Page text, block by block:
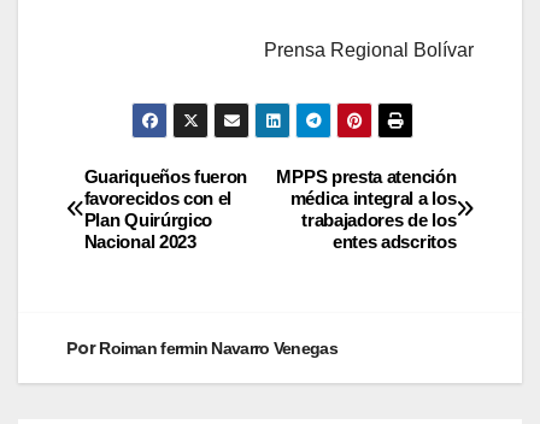
Prensa Regional Bolívar
MPPS presta atención
médica integral a los
trabajadores de los
entes adscritos
Guariqueños fueron
favorecidos con el
Plan Quirúrgico
Nacional 2023
PorRoiman fermin Navarro Venegas